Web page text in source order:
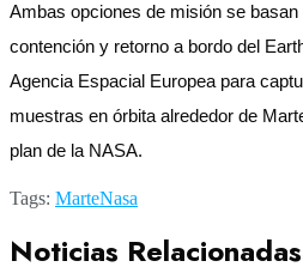
Ambas opciones de misión se
contención y retorno a bordo del
Agencia Espacial Europea para
muestras en órbita alrededor de
plan de la NASA.
Tags: MarteNasa
Noticias Relacionadas